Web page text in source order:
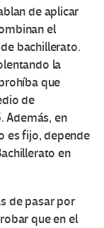
de aplicar
el
bachillerato.
la
que
de
Además, en
es fijo, depende
en
de pasar por
que en el